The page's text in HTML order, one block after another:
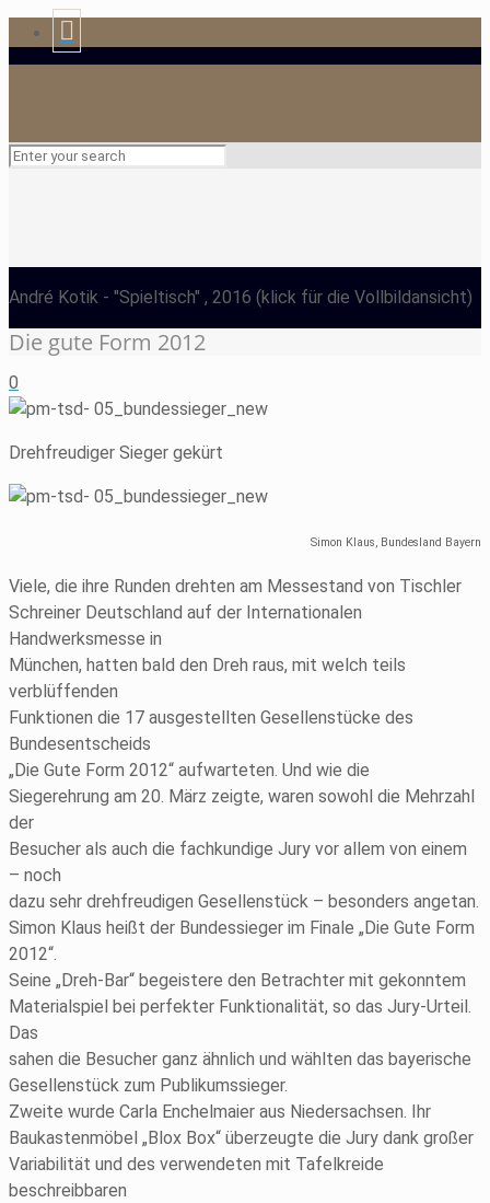
André Kotik - "Spieltisch" , 2016 (klick für die Vollbildansicht)
Die gute Form 2012
0
Drehfreudiger Sieger gekürt
Simon Klaus, Bundesland Bayern
Viele, die ihre Runden drehten am Messestand von Tischler
Schreiner Deutschland auf der Internationalen
Handwerksmesse in
München, hatten bald den Dreh raus, mit welch teils
verblüffenden
Funktionen die 17 ausgestellten Gesellenstücke des
Bundesentscheids
„Die Gute Form 2012“ aufwarteten. Und wie die
Siegerehrung am 20. März zeigte, waren sowohl die Mehrzahl
der
Besucher als auch die fachkundige Jury vor allem von einem
– noch
dazu sehr drehfreudigen Gesellenstück – besonders angetan.
Simon Klaus heißt der Bundessieger im Finale „Die Gute Form
2012“.
Seine „Dreh-Bar“ begeistere den Betrachter mit gekonntem
Materialspiel bei perfekter Funktionalität, so das Jury-Urteil.
Das
sahen die Besucher ganz ähnlich und wählten das bayerische
Gesellenstück zum Publikumssieger.
Zweite wurde Carla Enchelmaier aus Niedersachsen. Ihr
Baukastenmöbel „Blox Box“ überzeugte die Jury dank großer
Variabilität und des verwendeten mit Tafelkreide
beschreibbaren